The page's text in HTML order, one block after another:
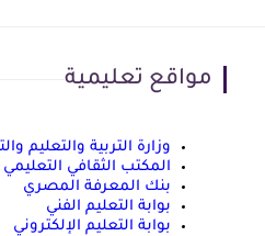
مواقع تعليمية
وزارة التربية والتعليم
المكتب الثقافي
بنك المعرفة المصري
بوابة التعليم الفني
بوابة التعليم الإلكتروني